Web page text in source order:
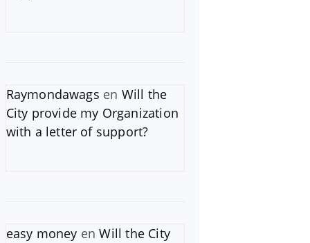
Raymondawags en Will the
City provide my Organization
with a letter of support?
easy money enWill the City